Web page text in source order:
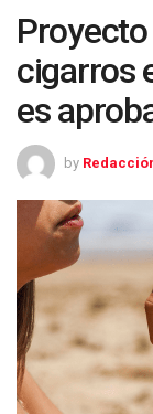
cigarros
es
by